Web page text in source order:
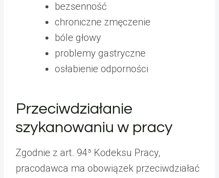
bezsenność
chroniczne zmęczenie
bóle głowy
problemy gastryczne
osłabienie odporności
Przeciwdziałanie
szykanowaniu w pracy
Zgodnie z art. 94³ Kodeksu Pracy,
pracodawca ma obowiązek przeciwdziałać